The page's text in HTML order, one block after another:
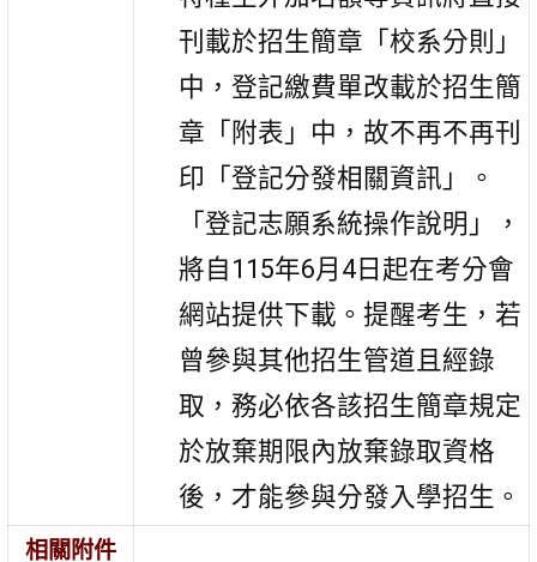
刊載於招生簡章「校系分則」
中，登記繳費單改載於招生簡
章「附表」中，故不再不再刊
印「登記分發相關資訊」。
「登記志願系統操作說明」，
將自115年6月4日起在考分會
網站提供下載。提醒考生，若
曾參與其他招生管道且經錄
取，務必依各該招生簡章規定
於放棄期限內放棄錄取資格
後，才能參與分發入學招生。
相關附件